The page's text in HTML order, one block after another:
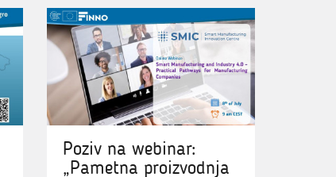
Poziv na webinar:
„Pametna proizvodnja